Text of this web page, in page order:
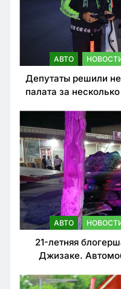
АВТО
Депутаты решили
палата за
АВТО
21-летняя
Джизаке.